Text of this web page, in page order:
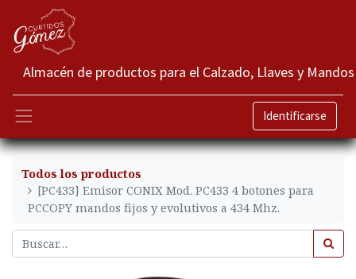
Almacén de productos para el Calzado, Llaves y Mandos
Identificarse
Todos los productos
[PC433] Emisor CONIX Mod. PC433 4 botones para
PCCOPY mandos fijos y evolutivos a 434 Mhz.